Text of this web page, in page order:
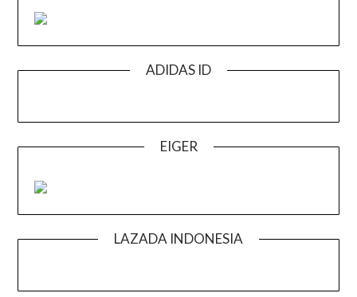
ADIDAS ID
EIGER
LAZADA INDONESIA